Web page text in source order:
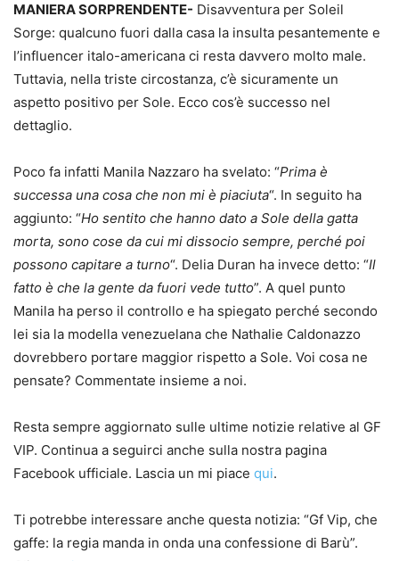
MANIERA SORPRENDENTE- Disavventura per Soleil
Sorge: qualcuno fuori dalla casa la insulta pesantemente e
l’influencer italo-americana ci resta davvero molto male.
Tuttavia, nella triste circostanza, c’è sicuramente un
aspetto positivo per Sole. Ecco cos’è successo nel
dettaglio.
Poco fa infatti Manila Nazzaro ha svelato: “Prima è
successa una cosa che non mi è piaciuta“. In seguito ha
aggiunto: “Ho sentito che hanno dato a Sole della gatta
morta, sono cose da cui mi dissocio sempre, perché poi
possono capitare a turno“. Delia Duran ha invece detto: “Il
fatto è che la gente da fuori vede tutto”. A quel punto
Manila ha perso il controllo e ha spiegato perché secondo
lei sia la modella venezuelana che Nathalie Caldonazzo
dovrebbero portare maggior rispetto a Sole. Voi cosa ne
pensate? Commentate insieme a noi.
Resta sempre aggiornato sulle ultime notizie relative al GF
VIP. Continua a seguirci anche sulla nostra pagina
Facebook ufficiale. Lascia un mi piace qui.
Ti potrebbe interessare anche questa notizia: “Gf Vip, che
gaffe: la regia manda in onda una confessione di Barù”.